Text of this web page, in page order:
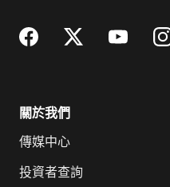
關於我們
傳媒中心
投資者查詢